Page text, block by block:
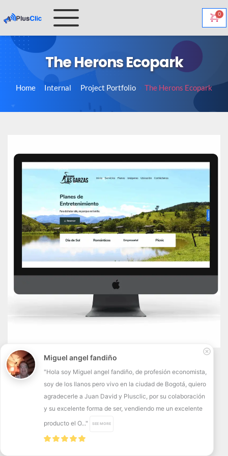
The Herons Ecopark
Home Internal Project Portfolio The Herons Ecopark
English
Miguel angel fandiño
"Hola soy Miguel angel fandiño, de profesión economista,
soy de los llanos pero vivo en la ciudad de Bogotá, quiero
agradecerle a Juan David y Plusclic, por su colaboración
y su excelente forma de ser, vendiendo me un excelente
producto el O..."
SEE MORE